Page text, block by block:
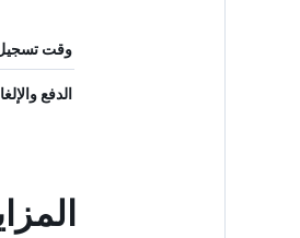
وقت تسجيل
الدفع